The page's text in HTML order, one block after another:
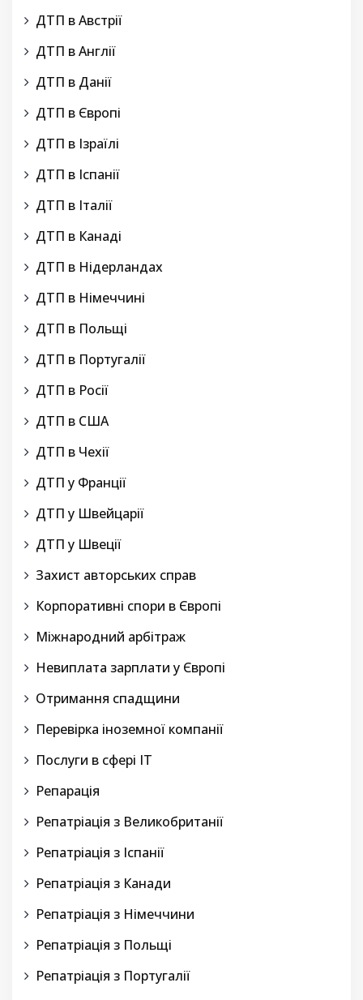
ДТП в Австрії
ДТП в Англії
ДТП в Данії
ДТП в Європі
ДТП в Ізраїлі
ДТП в Іспанії
ДТП в Італії
ДТП в Канаді
ДТП в Нідерландах
ДТП в Німеччині
ДТП в Польщі
ДТП в Португалії
ДТП в Росії
ДТП в США
ДТП в Чехії
ДТП у Франції
ДТП у Швейцарії
ДТП у Швеції
Захист авторських справ
Корпоративні спори в Європі
Міжнародний арбітраж
Невиплата зарплати у Європі
Отримання спадщини
Перевірка іноземної компанії
Послуги в сфері IT
Репарація
Репатріація з Великобританії
Репатріація з Іспанії
Репатріація з Канади
Репатріація з Німеччини
Репатріація з Польщі
Репатріація з Португалії